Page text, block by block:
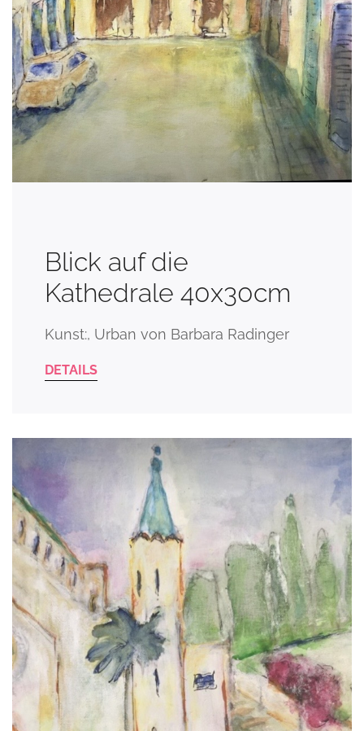
Blick auf die
Kathedrale 40x30cm
Kunst:, Urban von Barbara Radinger
DETAILS